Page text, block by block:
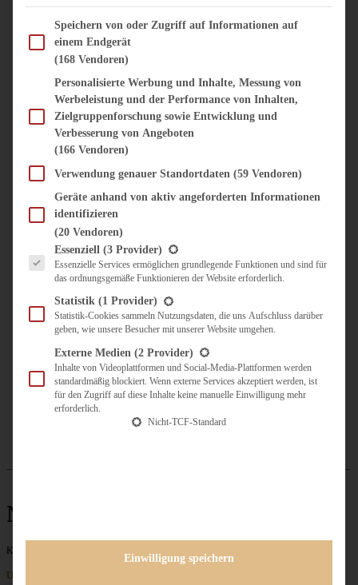
SALATE & SNACKS
SUPPENKASPEREIEN
VORSPEISEN
SÜSS & HERZHAFT
BROTAUFSTRICH
DIPS, SAUCEN, CHUTNEYS
KÜCHENGESCHENKE
UNTERWEGS
KULINARISCH UNTERWEGS
ÜBER MICH
ZUSAMMENARBEIT
Nova Scotia
Keine Beiträge gefunden
Unternehmen
Im Folgenden finden Sie eine Liste der Zwecke des IAB Transparency and Consent
Speichern von oder Zugriff auf Informationen auf
einem Endgerät
(168 Vendoren)
Personalisierte Werbung und Inhalte, Messung von
Werbeleistung und der Performance von Inhalten,
Zielgruppenforschung sowie Entwicklung und
Verbesserung von Angeboten
(166 Vendoren)
Verwendung genauer Standortdaten (59 Vendoren)
Geräte anhand von aktiv angeforderten Informationen
identifizieren
(20 Vendoren)
Es folgt eine Liste der Service-Gruppen, für die eine Einwilligung erteilt werden
Essenziell (3 Provider)
Essenzielle Services ermöglichen grundlegende Funktionen und sind für
das ordnungsgemäße Funktionieren der Website erforderlich.
Statistik (1 Provider)
Statistik-Cookies sammeln Nutzungsdaten, die uns Aufschluss darüber
geben, wie unsere Besucher mit unserer Website umgehen.
Externe Medien (2 Provider)
Inhalte von Videoplattformen und Social-Media-Plattformen werden
standardmäßig blockiert. Wenn externe Services akzeptiert werden, ist
für den Zugriff auf diese Inhalte keine manuelle Einwilligung mehr
erforderlich.
Nicht-TCF-Standard
Einwilligung speichern